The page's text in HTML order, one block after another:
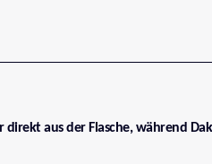
aus der Flasche, während